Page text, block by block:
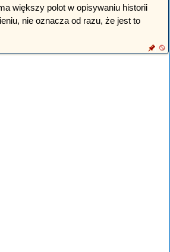
większy polot w opisywaniu historii
nie oznacza od razu, że jest to